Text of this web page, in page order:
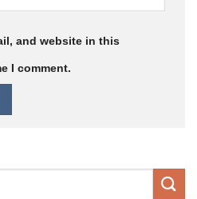
and website in this
I comment.